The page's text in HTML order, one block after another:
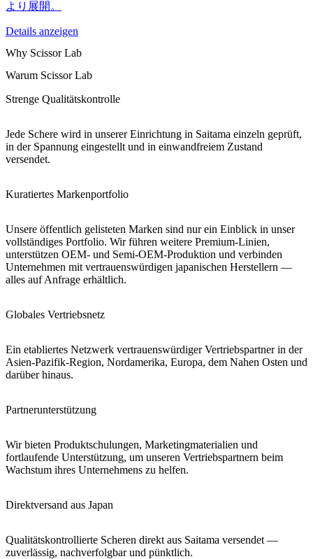
より展開。
Details anzeigen
Why Scissor Lab
Warum Scissor Lab
Strenge Qualitätskontrolle
Jede Schere wird in unserer Einrichtung in Saitama einzeln geprüft,
in der Spannung eingestellt und in einwandfreiem Zustand
versendet.
Kuratiertes Markenportfolio
Unsere öffentlich gelisteten Marken sind nur ein Einblick in unser
vollständiges Portfolio. Wir führen weitere Premium-Linien,
unterstützen OEM- und Semi-OEM-Produktion und verbinden
Unternehmen mit vertrauenswürdigen japanischen Herstellern —
alles auf Anfrage erhältlich.
Globales Vertriebsnetz
Ein etabliertes Netzwerk vertrauenswürdiger Vertriebspartner in der
Asien-Pazifik-Region, Nordamerika, Europa, dem Nahen Osten und
darüber hinaus.
Partnerunterstützung
Wir bieten Produktschulungen, Marketingmaterialien und
fortlaufende Unterstützung, um unseren Vertriebspartnern beim
Wachstum ihres Unternehmens zu helfen.
Direktversand aus Japan
Qualitätskontrollierte Scheren direkt aus Saitama versendet —
zuverlässig, nachverfolgbar und pünktlich.